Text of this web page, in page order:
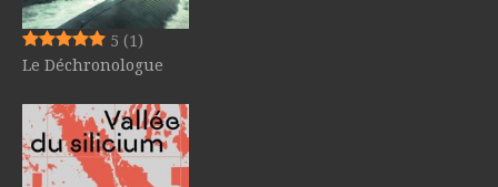
5 (1)
Le Déchronologue